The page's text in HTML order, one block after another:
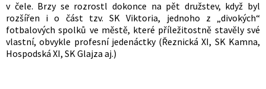
v čele. Brzy se rozrostl dokonce na pět družstev, když byl
rozšířen i o část tzv. SK Viktoria, jednoho z „divokých“
fotbalových spolků ve městě, které příležitostně stavěly své
vlastní, obvykle profesní jedenáctky (Řeznická XI, SK Kamna,
Hospodská XI, SK Glajza aj.)